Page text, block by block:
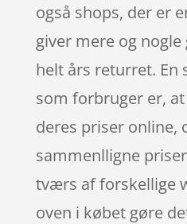
også shops, der er
giver mere og
helt års returret.
som forbruger er,
deres priser online,
sammenlligne
tværs af forskellige
oven i købet gøre